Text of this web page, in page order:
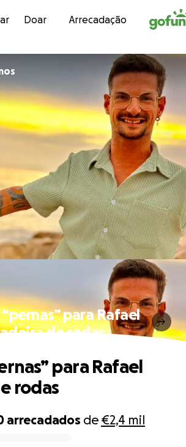
para conteúdo
Doar Arrecadação
para Rafael
de rodas
arrecadados de €2,4 mil
para Rafael
rodas